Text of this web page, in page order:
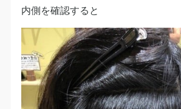
内側を確認すると